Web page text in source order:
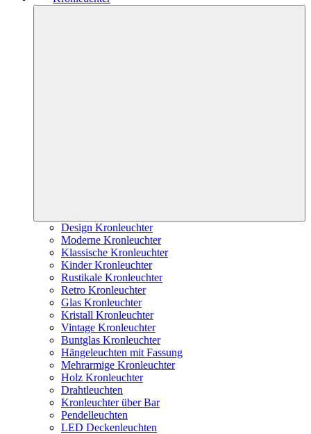
Design Kronleuchter
Moderne Kronleuchter
Klassische Kronleuchter
Kinder Kronleuchter
Rustikale Kronleuchter
Retro Kronleuchter
Glas Kronleuchter
Kristall Kronleuchter
Vintage Kronleuchter
Buntglas Kronleuchter
Hängeleuchten mit Fassung
Mehrarmige Kronleuchter
Holz Kronleuchter
Drahtleuchten
Kronleuchter über Bar
Pendelleuchten
LED Deckenleuchten